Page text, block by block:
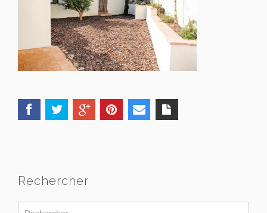
Rechercher